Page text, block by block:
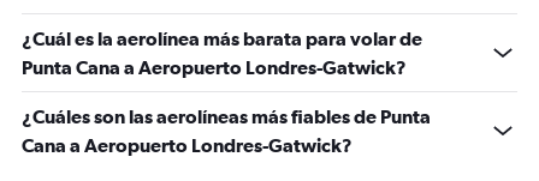
¿Cuál es la aerolínea más barata para volar de
Punta Cana a Aeropuerto Londres-Gatwick?
¿Cuáles son las aerolíneas más fiables de Punta
Cana a Aeropuerto Londres-Gatwick?